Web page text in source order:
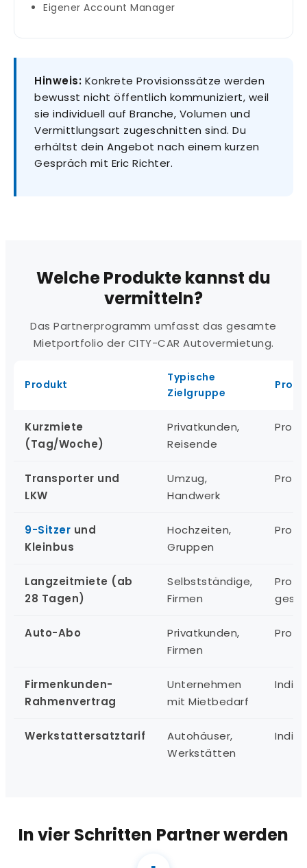
Eigener Account Manager
Hinweis: Konkrete Provisionssätze werden
bewusst nicht öffentlich kommuniziert, weil
sie individuell auf Branche, Volumen und
Vermittlungsart zugeschnitten sind. Du
erhältst dein Angebot nach einem kurzen
Gespräch mit Eric Richter.
Welche Produkte kannst du
vermitteln?
Das Partnerprogramm umfasst das gesamte
Mietportfolio der CITY-CAR Autovermietung.
Produkt
Typische
Zielgruppe
Kurzmiete
(Tag/Woche)
Privatkunden,
Reisende
Pro
Transporter und
LKW
Umzug,
Handwerk
Pro
9-Sitzer und
Kleinbus
Hochzeiten,
Gruppen
Pro
Langzeitmiete (ab
28 Tagen)
Selbstständige,
Firmen
Pro
Auto-Abo
Privatkunden,
Firmen
Pro
Firmenkunden-
Rahmenvertrag
Unternehmen
mit Mietbedarf
Werkstattersatztarif
Autohäuser,
Werkstätten
In vier Schritten Partner werden